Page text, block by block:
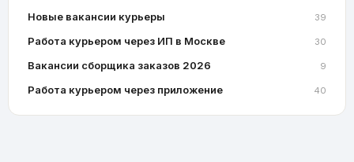
Новые вакансии курьеры 39
Работа курьером через ИП в Москве 30
Вакансии сборщика заказов 2026 9
Работа курьером через приложение 40